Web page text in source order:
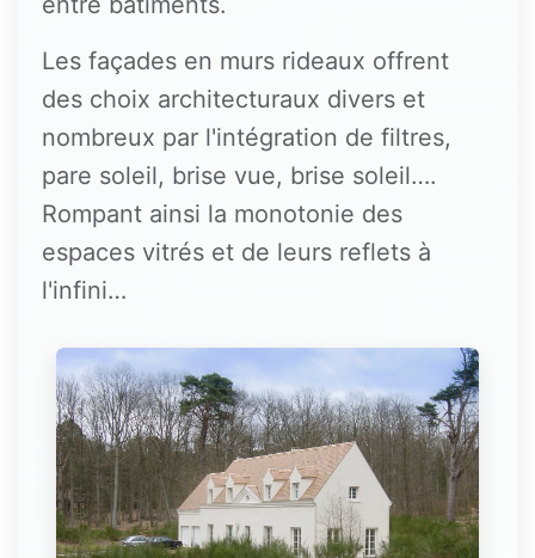
Les façades en murs rideaux offrent
des choix architecturaux divers et
nombreux par l'intégration de filtres,
pare soleil, brise vue, brise soleil….
Rompant ainsi la monotonie des
espaces vitrés et de leurs reflets à
l'infini…